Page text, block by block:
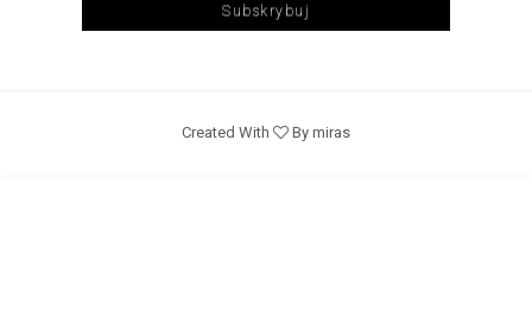
Subskrybuj
Created With By miras